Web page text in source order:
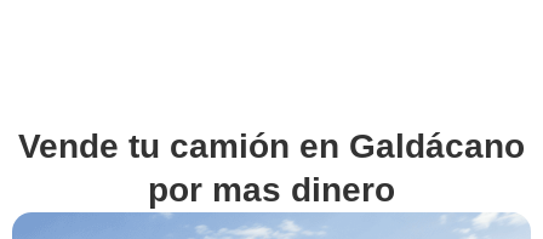
Vende tu camión en Galdácano
por mas dinero